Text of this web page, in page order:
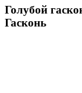
Голубой
Гасконь